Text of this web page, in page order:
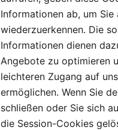
Informationen ab, um
wiederzuerkennen. Die
Informationen dienen
Angebote zu optimieren
leichteren Zugang auf
ermöglichen. Wenn Sie
schließen oder Sie sich
die Session-Cookies